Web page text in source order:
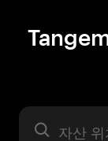
자산 라벨